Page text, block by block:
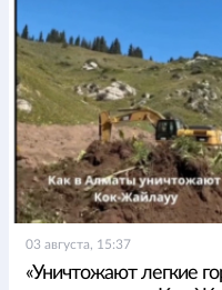
03 августа, 15:37
«Уничтожают легкие